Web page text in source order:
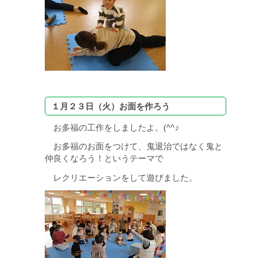
１月２３日（火）お面を作ろう
お多福の工作をしましたよ。(^^♪
お多福のお面をつけて、鬼退治ではなく鬼と
仲良くなろう！というテーマで
レクリエーションをして遊びました。